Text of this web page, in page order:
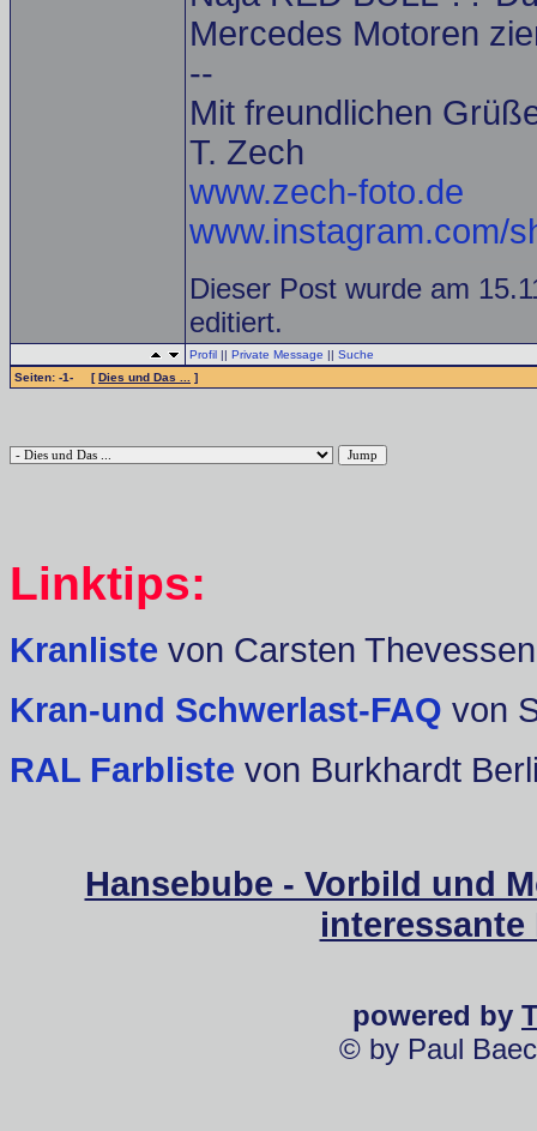
Mercedes Motoren
--
Mit freundlichen
T. Zech
www.zech-foto.de
www.instagram.com/
Dieser Post wurde am
editiert.
Profil || Private Message || Suche
Seiten: -1- [Dies und Das ... ]
Linktips:
Kranliste von Carsten Thevessen
Kran-und Schwerlast-FAQ von
RAL Farbliste von Burkhardt
Hansebube - Vorbild und
powered by
© by Paul